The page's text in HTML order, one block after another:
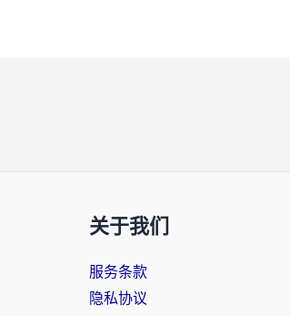
关于我们
服务条款
隐私协议